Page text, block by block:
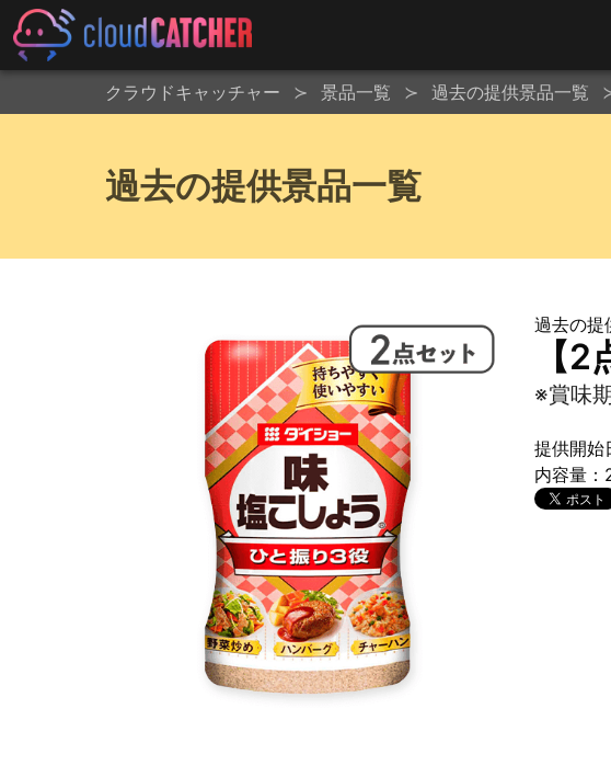
クラウドキャッチャー 景品一覧 過去の提供景品一覧
過去の提供景品一覧
過去の提
【
※賞味
提供開
内容量